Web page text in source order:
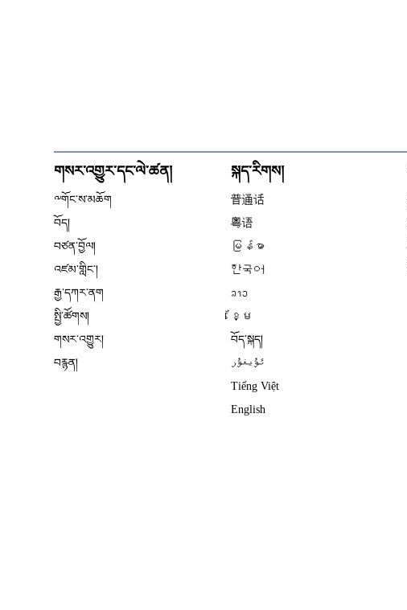
གསར་འགྱུར་དང་ལེ་ཚན།
༸གོང་ས་མཆོག
བོད།
བཙན་བྱོལ།
འཛམ་གླིང༌།
རྒྱ་དཀར་ནག
སྤྱི་ཚོགས།
གསར་འགྱུར།
བརྙན།
སྐད་རིགས།
普通话
粤语
မြန်မာ
한국어
ລາວ
ខ្មែ
བོད་སྐད།
ئۇيغۇر
Tiếng Việt
English